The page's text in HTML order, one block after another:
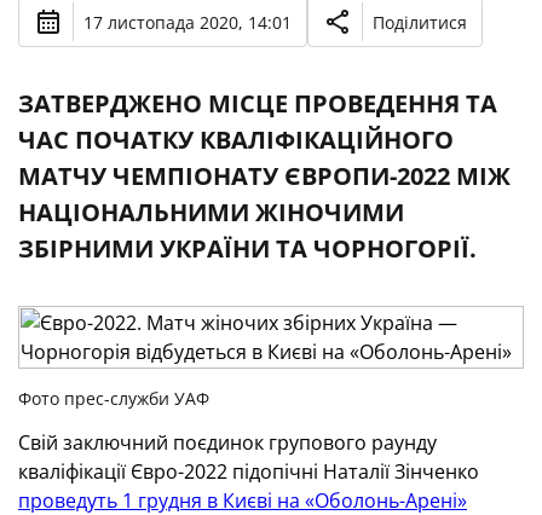
17 листопада 2020, 14:01 Поділитися
ЗАТВЕРДЖЕНО МІСЦЕ ПРОВЕДЕННЯ ТА
ЧАС ПОЧАТКУ КВАЛІФІКАЦІЙНОГО
МАТЧУ ЧЕМПІОНАТУ ЄВРОПИ-2022 МІЖ
НАЦІОНАЛЬНИМИ ЖІНОЧИМИ
ЗБІРНИМИ УКРАЇНИ ТА ЧОРНОГОРІЇ.
Фото прес-служби УАФ
Свій заключний поєдинок групового раунду
кваліфікації Євро-2022 підопічні Наталії Зінченко
проведуть 1 грудня в Києві на «Оболонь-Арені»